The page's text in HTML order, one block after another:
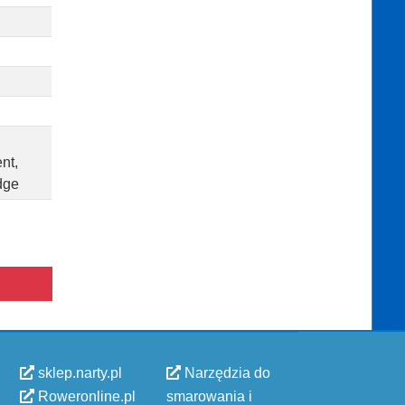
sklep.narty.pl
Roweronline.pl
Narzędzia do
smarowania i